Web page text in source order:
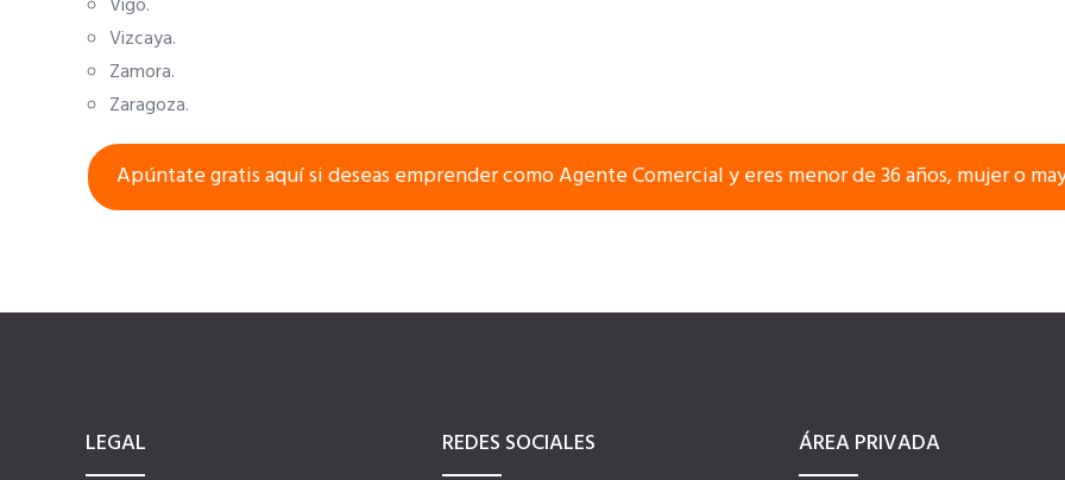
Vigo.
Vizcaya.
Zamora.
Zaragoza.
Apúntate gratis aquí si deseas emprender como Agente Comercial y eres menor de 36 años, mujer o
LEGAL REDES SOCIALES ÁREA PRIVADA